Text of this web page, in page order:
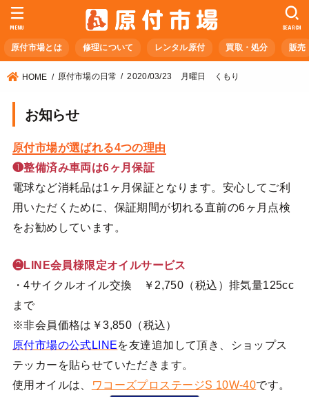
原付市場とは 修理について レンタル原付 買取・処分 販売
SEARCH
MENU
HOME 原付市場の日常 2020/03/23 月曜日 くもり
お知らせ
原付市場が選ばれる4つの理由
❶整備済み車両は6ヶ月保証
電球など消耗品は1ヶ月保証となります。安心してご利
用いただくために、保証期間が切れる直前の6ヶ月点検
をお勧めしています。
❷LINE会員様限定オイルサービス
・4サイクルオイル交換 ￥2,750（税込）排気量125cc
まで
※非会員価格は￥3,850（税込）
原付市場の公式LINEを友達追加して頂き、ショップス
テッカーを貼らせていただきます。
使用オイルは、
ワコーズプロステージS 10W-40です。